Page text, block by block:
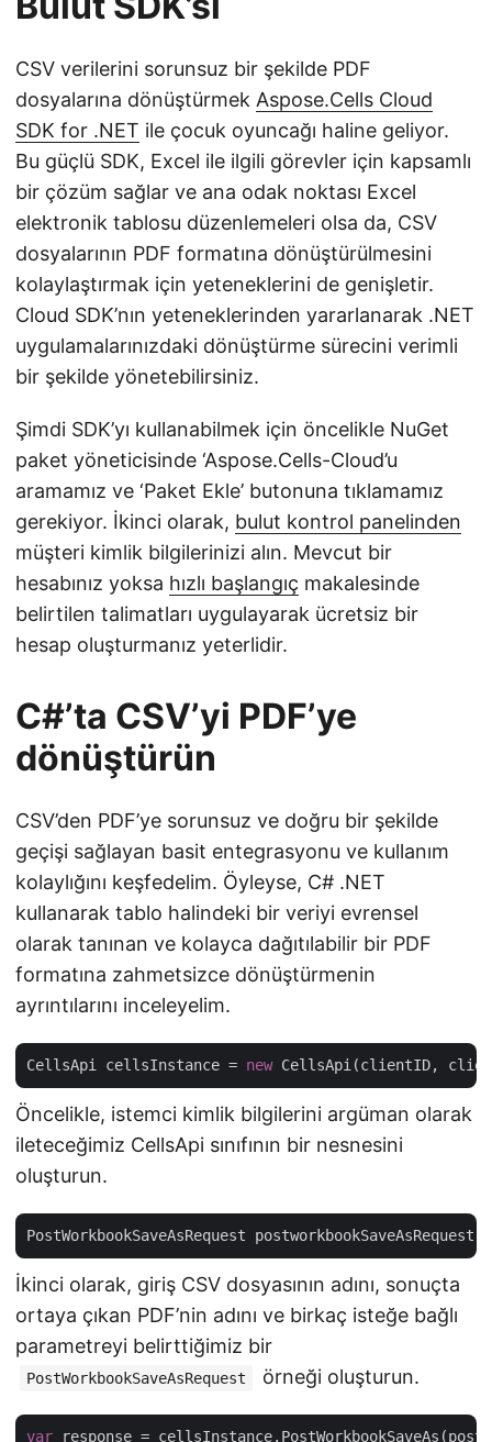
CSV verilerini sorunsuz bir şekilde PDF
dosyalarına dönüştürmek Aspose.Cells Cloud
SDK for .NET ile çocuk oyuncağı haline geliyor.
Bu güçlü SDK, Excel ile ilgili görevler için kapsamlı
bir çözüm sağlar ve ana odak noktası Excel
elektronik tablosu düzenlemeleri olsa da, CSV
dosyalarının PDF formatına dönüştürülmesini
kolaylaştırmak için yeteneklerini de genişletir.
Cloud SDK’nın yeteneklerinden yararlanarak .NET
uygulamalarınızdaki dönüştürme sürecini verimli
bir şekilde yönetebilirsiniz.
Şimdi SDK’yı kullanabilmek için öncelikle NuGet
paket yöneticisinde ‘Aspose.Cells-Cloud’u
aramamız ve ‘Paket Ekle’ butonuna tıklamamız
gerekiyor. İkinci olarak, bulut kontrol panelinden
müşteri kimlik bilgilerinizi alın. Mevcut bir
hesabınız yoksa hızlı başlangıç makalesinde
belirtilen talimatları uygulayarak ücretsiz bir
hesap oluşturmanız yeterlidir.
C#’ta CSV’yi PDF’ye
dönüştürün
CSV’den PDF’ye sorunsuz ve doğru bir şekilde
geçişi sağlayan basit entegrasyonu ve kullanım
kolaylığını keşfedelim. Öyleyse, C# .NET
kullanarak tablo halindeki bir veriyi evrensel
olarak tanınan ve kolayca dağıtılabilir bir PDF
formatına zahmetsizce dönüştürmenin
ayrıntılarını inceleyelim.
CellsApi cellsInstance = new
Öncelikle, istemci kimlik bilgilerini argüman olarak
ileteceğimiz CellsApi sınıfının bir nesnesini
oluşturun.
PostWorkbookSaveAsRequest postworkbookSaveAsRequest
İkinci olarak, giriş CSV dosyasının adını, sonuçta
ortaya çıkan PDF’nin adını ve birkaç isteğe bağlı
parametreyi belirttiğimiz bir
PostWorkbookSaveAsRequest örneği oluşturun.
var